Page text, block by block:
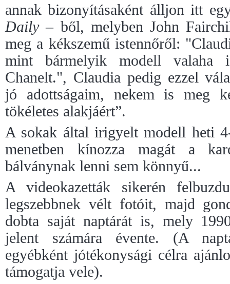
annak bizonyításaként álljon itt
Daily– ből, melyben John
meg a kékszemű istennőről:
mint bármelyik modell valaha
Chanelt.", Claudia pedig ezzel
jó adottságaim, nekem is meg
tökéletes alakjáért”.
A sokak által irigyelt modell heti
menetben kínozza magát a
bálványnak lenni sem könnyű...
A videokazetták sikerén
legszebbnek vélt fotóit, majd
dobta saját naptárát is, mely
jelent számára évente. (A
egyébként jótékonysági célra
támogatja vele).